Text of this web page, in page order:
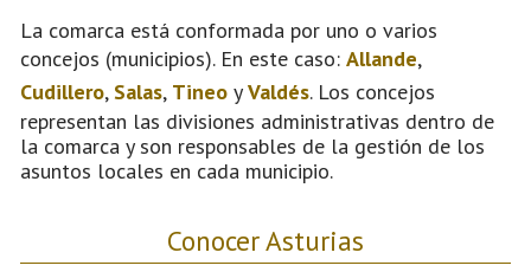
La comarca está conformada por uno o varios
concejos (municipios). En este caso: Allande,
Cudillero, Salas, Tineo yValdés. Los concejos
representan las divisiones administrativas dentro de
la comarca y son responsables de la gestión de los
asuntos locales en cada municipio.
Conocer Asturias